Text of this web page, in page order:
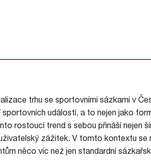
trhu se sportovními sázkami v
událostí, a to nejen jako
rostoucí trend s sebou přináší nejen
zážitek. V tomto kontextu se
něco víc než jen standardní